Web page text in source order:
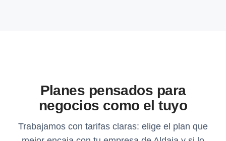
Planes pensados para
negocios como el tuyo
Trabajamos con tarifas claras: elige el plan que